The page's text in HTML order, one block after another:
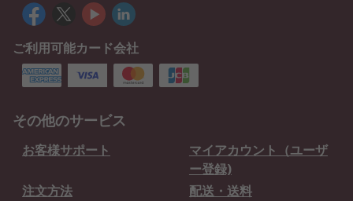
ご利用可能カード会社
その他のサービス
お客様サポート
マイアカウント（ユーザ
ー登録)
注文方法
配送・送料